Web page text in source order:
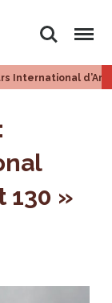
Rechercher
Menu
International
130 »